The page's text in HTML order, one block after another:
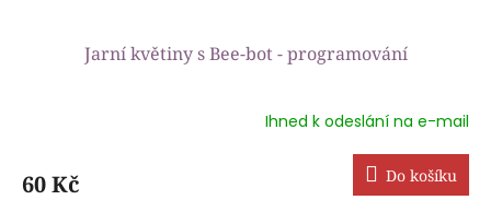
Jarní květiny s Bee-bot - programování
je
Ihned k odeslání na e-mail
60 Kč Do košíku